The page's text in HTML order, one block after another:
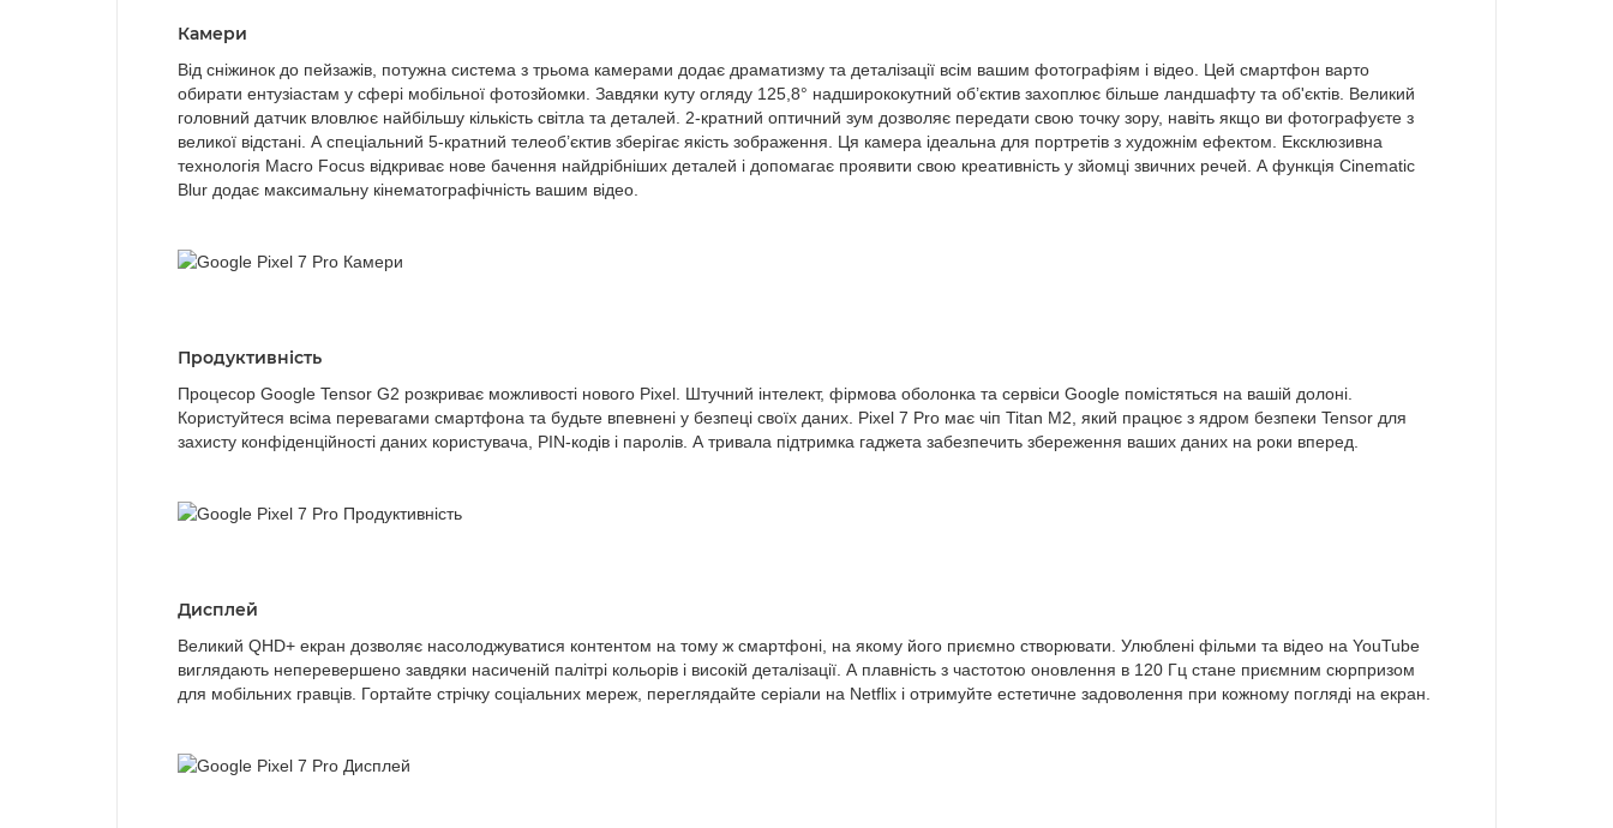
Камери
Від сніжинок до пейзажів, потужна система з трьома камерами додає драматизму та деталізації всім вашим фотографіям і відео. Цей смартфон варто
обирати ентузіастам у сфері мобільної фотозйомки. Завдяки куту огляду 125,8° надширококутний об’єктив захоплює більше ландшафту та об'єктів. Великий
головний датчик вловлює найбільшу кількість світла та деталей. 2-кратний оптичний зум дозволяє передати свою точку зору, навіть якщо ви фотографуєте з
великої відстані. А спеціальний 5-кратний телеоб’єктив зберігає якість зображення. Ця камера ідеальна для портретів з художнім ефектом. Ексклюзивна
технологія Macro Focus відкриває нове бачення найдрібніших деталей і допомагає проявити свою креативність у зйомці звичних речей. А функція Cinematic
Blur додає максимальну кінематографічність вашим відео.
Продуктивність
Процесор Google Tensor G2 розкриває можливості нового Pixel. Штучний інтелект, фірмова оболонка та сервіси Google помістяться на вашій долоні.
Користуйтеся всіма перевагами смартфона та будьте впевнені у безпеці своїх даних. Pixel 7 Pro має чіп Titan M2, який працює з ядром безпеки Tensor для
захисту конфіденційності даних користувача, PIN-кодів і паролів. А тривала підтримка гаджета забезпечить збереження ваших даних на роки вперед.
Дисплей
Великий QHD+ екран дозволяє насолоджуватися контентом на тому ж смартфоні, на якому його приємно створювати. Улюблені фільми та відео на YouTube
виглядають неперевершено завдяки насиченій палітрі кольорів і високій деталізації. А плавність з частотою оновлення в 120 Гц стане приємним сюрпризом
для мобільних гравців. Гортайте стрічку соціальних мереж, переглядайте серіали на Netflix і отримуйте естетичне задоволення при кожному погляді на екран.